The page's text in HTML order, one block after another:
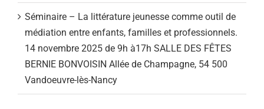
Séminaire – La littérature jeunesse comme outil de
médiation entre enfants, familles et professionnels.
14 novembre 2025 de 9h à17h SALLE DES FÊTES
BERNIE BONVOISIN Allée de Champagne, 54 500
Vandoeuvre-lès-Nancy